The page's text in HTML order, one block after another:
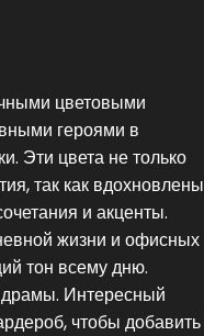
цветовыми
героями в
Эти цвета не только
так как вдохновлены
и акценты.
жизни и офисных
тон всему дню.
драмы. Интересный
чтобы добавить